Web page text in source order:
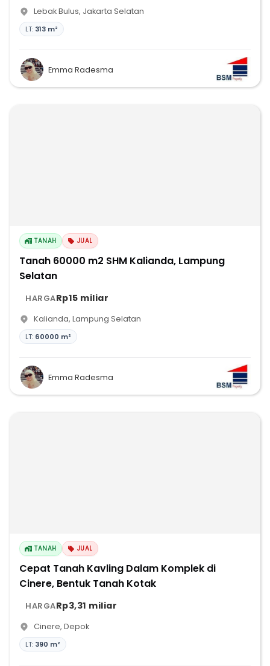
Lebak Bulus, Jakarta Selatan
LT: 313 m²
Emma Radesma
TANAH JUAL
Tanah 60000 m2 SHM Kalianda, Lampung
Selatan
HARGARp15 miliar
Kalianda, Lampung Selatan
LT: 60000 m²
Emma Radesma
TANAH JUAL
Cepat Tanah Kavling Dalam Komplek di
Cinere, Bentuk Tanah Kotak
HARGARp3,31 miliar
Cinere, Depok
LT: 390 m²